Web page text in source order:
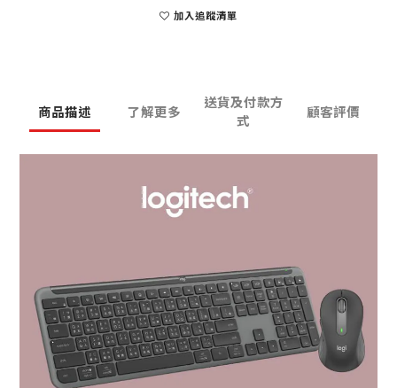
加入追蹤清單
商品描述 了解更多
送貨及付款方
式
顧客評價